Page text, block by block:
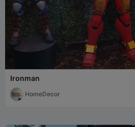
Ironman
HomeDecor